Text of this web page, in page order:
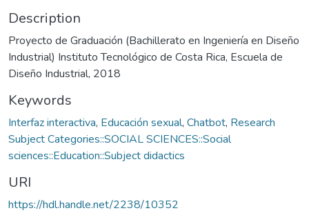
Description
Proyecto de Graduación (Bachillerato en Ingeniería en Diseño
Industrial) Instituto Tecnológico de Costa Rica, Escuela de
Diseño Industrial, 2018
Keywords
Interfaz interactiva, Educación sexual, Chatbot, Research
Subject Categories::SOCIAL SCIENCES::Social
sciences::Education::Subject didactics
URI
https://hdl.handle.net/2238/10352